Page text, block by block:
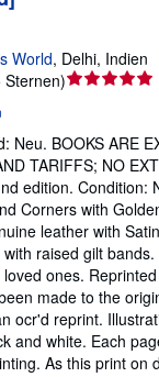
World, Delhi, Indien
Sternen)
5
Sternen
Neu. BOOKS ARE
TARIFFS; NO
edition. Condition:
Corners with
leather with
raised gilt
ones.
made to the
ocr'd reprint.
and white. Each
As this print on